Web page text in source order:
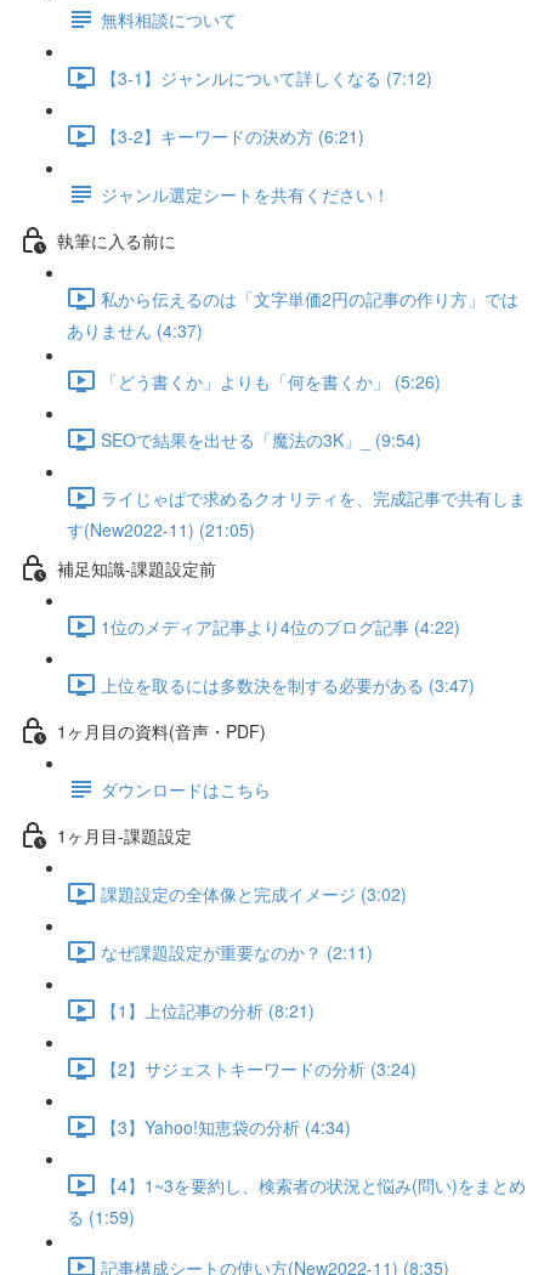
無料相談について
【3-1】ジャンルについて詳しくなる (7:12)
【3-2】キーワードの決め方 (6:21)
ジャンル選定シートを共有ください！
執筆に入る前に
私から伝えるのは「文字単価2円の記事の作り方」では
ありません (4:37)
「どう書くか」よりも「何を書くか」 (5:26)
SEOで結果を出せる「魔法の3K」_ (9:54)
ライじゃぱで求めるクオリティを、完成記事で共有しま
す(New2022-11) (21:05)
補足知識-課題設定前
1位のメディア記事より4位のブログ記事 (4:22)
上位を取るには多数決を制する必要がある (3:47)
1ヶ月目の資料(音声・PDF)
ダウンロードはこちら
1ヶ月目-課題設定
課題設定の全体像と完成イメージ (3:02)
なぜ課題設定が重要なのか？ (2:11)
【1】上位記事の分析 (8:21)
【2】サジェストキーワードの分析 (3:24)
【3】Yahoo!知恵袋の分析 (4:34)
【4】1~3を要約し、検索者の状況と悩み(問い)をまとめ
る (1:59)
記事構成シートの使い方(New2022-11) (8:35)